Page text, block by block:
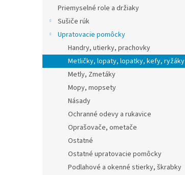
Priemyselné role a držiaky
Sušiče rúk
Upratovacie pomôcky
Handry, utierky, prachovky
Metličky, lopaty, lopatky, kefy, ryžáky
Metly, Zmetáky
Mopy, mopsety
Násady
Ochranné odevy a rukavice
Oprašovače, ometače
Ostatné
Ostatné upratovacie pomôcky
Podlahové a okenné stierky, škrabky